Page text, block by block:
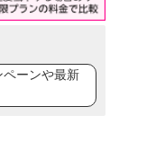
ーンや最新